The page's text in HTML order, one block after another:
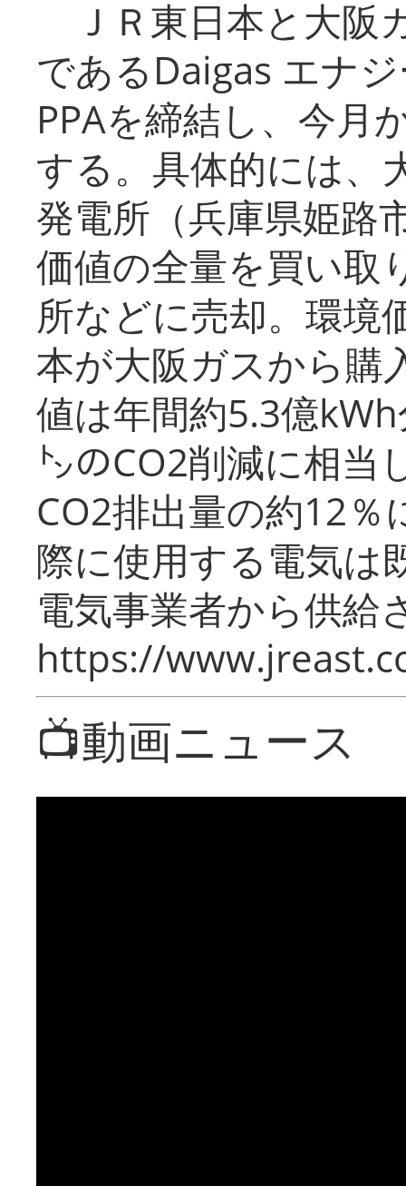
ＪＲ東日本と大阪
であるDaigas エナ
PPAを締結し、今月
する。具体的には、
発電所（兵庫県姫路
価値の全量を買い取
所などに売却。環境
本が大阪ガスから購
値は年間約5.3億
㌧のCO2削減に相当
CO2排出量の約12％
際に使用する電気は
電気事業者から供給
https://
📺動画ニュース